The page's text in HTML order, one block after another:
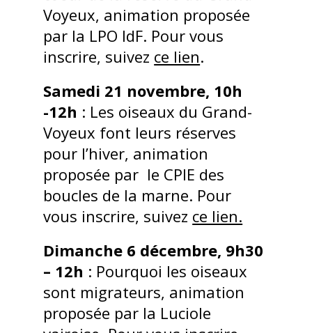
Voyeux, animation proposée
par la LPO IdF. Pour vous
inscrire, suivez ce lien.
Samedi 21 novembre, 10h
-12h : Les oiseaux du Grand-
Voyeux font leurs réserves
pour l’hiver, animation
proposée par le CPIE des
boucles de la marne. Pour
vous inscrire, suivez ce lien.
Dimanche 6 décembre, 9h30
– 12h : Pourquoi les oiseaux
sont migrateurs, animation
proposée par la Luciole